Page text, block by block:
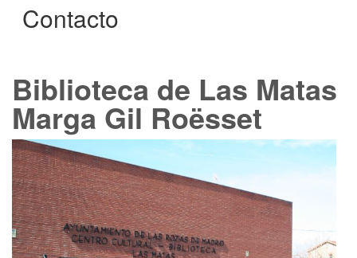
Contacto
Biblioteca de Las Matas
Marga Gil Roësset